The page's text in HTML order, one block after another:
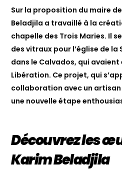
Sur la proposition du maire
Beladjila a travaillé à la
chapelle des Trois Maries. Il
des vitraux pour l’église de la
dans le Calvados, qui
Libération. Ce projet, qui
collaboration avec un
une nouvelle étape
Découvrez les
Karim Beladjila